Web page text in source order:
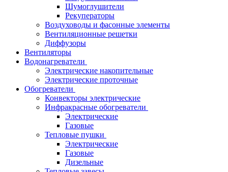
Шумоглушители
Рекуператоры
Воздуховоды и фасонные элементы
Вентиляционные решетки
Диффузоры
Вентиляторы
Водонагреватели
Электрические накопительные
Электрические проточные
Обогреватели
Конвекторы электрические
Инфракрасные обогреватели
Электрические
Газовые
Тепловые пушки
Электрические
Газовые
Дизельные